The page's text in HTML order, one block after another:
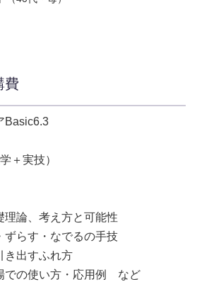
費
Basic6.3
＋実技）
論、考え方と可能性
らす・なでるの手技
出すふれ方
での使い方・応用例 など